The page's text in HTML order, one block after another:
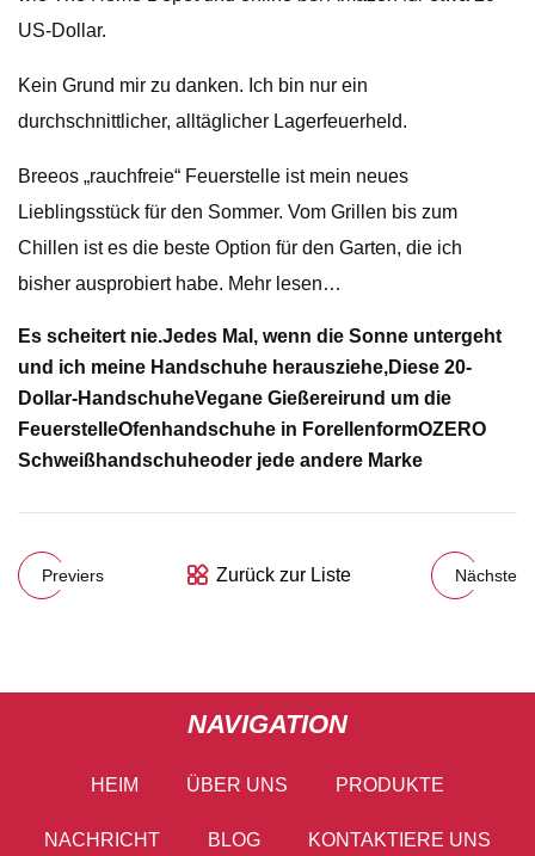
US-Dollar.
Kein Grund mir zu danken. Ich bin nur ein
durchschnittlicher, alltäglicher Lagerfeuerheld.
Breeos „rauchfreie“ Feuerstelle ist mein neues
Lieblingsstück für den Sommer. Vom Grillen bis zum
Chillen ist es die beste Option für den Garten, die ich
bisher ausprobiert habe. Mehr lesen…
Es scheitert nie.Jedes Mal, wenn die Sonne untergeht
und ich meine Handschuhe herausziehe,Diese 20-
Dollar-HandschuheVegane Gießereirund um die
FeuerstelleOfenhandschuhe in ForellenformOZERO
Schweißhandschuheoder jede andere Marke
Previers Zurück zur Liste Nächste
NAVIGATION
HEIM ÜBER UNS PRODUKTE
NACHRICHT BLOG KONTAKTIERE UNS